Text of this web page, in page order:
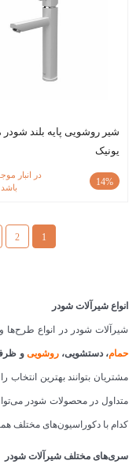
شیر روشویی پایه بلند شودر
یونیک
14%
در انبار
باشد
1
2
انواع شیرآلات شودر
شیرآلات شودر در انواع
حمام، دستشویی،روشویی و
مشتریان بتوانند بهترین انتخاب
متداول در محصولات شودر
کدام با دکوراسیون‌های مختلف
سری‌های مختلف شیرآلات شودر